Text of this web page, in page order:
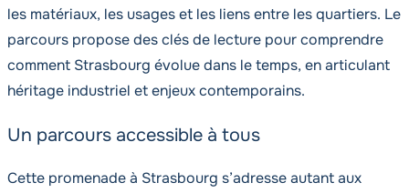
les matériaux, les usages et les liens entre les quartiers. Le
parcours propose des clés de lecture pour comprendre
comment Strasbourg évolue dans le temps, en articulant
héritage industriel et enjeux contemporains.
Un parcours accessible à tous
Cette promenade à Strasbourg s’adresse autant aux